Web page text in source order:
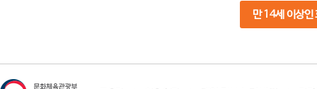
만 14세 이상인